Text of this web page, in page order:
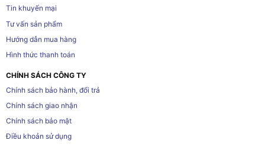
Tin khuyến mại
Tư vấn sản phẩm
Hướng dẫn mua hàng
Hình thức thanh toán
CHÍNH SÁCH CÔNG TY
Chính sách bảo hành, đổi trả
Chính sách giao nhận
Chính sách bảo mật
Điều khoản sử dụng